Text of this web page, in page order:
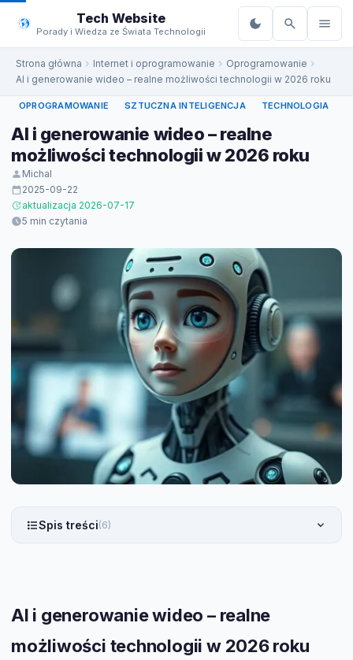
do
treści
Tech Website
Porady i Wiedza ze Świata Technologii
Strona główna Internet i oprogramowanie
Oprogramowanie
AI i generowanie wideo – realne możliwości technologii w 2026 roku
OPROGRAMOWANIE SZTUCZNA INTELIGENCJA TECHNOLOGIA
AI i generowanie wideo – realne
możliwości technologii w 2026 roku
Michal
2025-09-22
aktualizacja 2026-07-17
5 min czytania
Spis treści(6)
AI i generowanie wideo – realne
możliwości technologii w 2026 roku